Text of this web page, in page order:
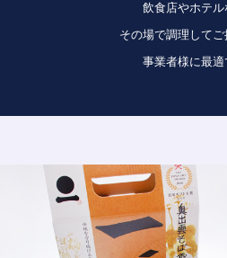
飲食店やホテル
その場で調理して
事業者様に最適